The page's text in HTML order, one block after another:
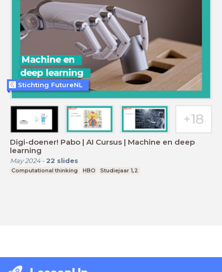
Digi-doener! Pabo | AI Cursus | Machine en deep
learning
May 2024- 22 slides
Computational thinking HBO Studiejaar 1,2
Stichting FutureNL